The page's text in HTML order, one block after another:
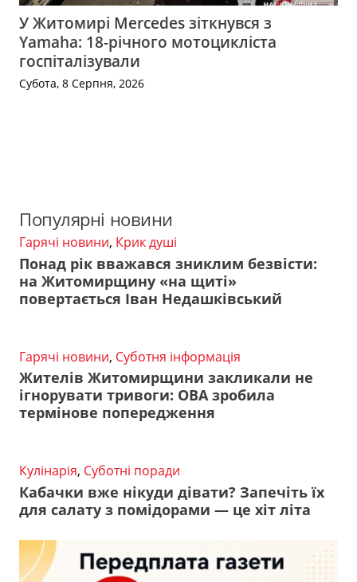
У Житомирі Mercedes зіткнувся з
Yamaha: 18-річного мотоцикліста
госпіталізували
Субота, 8 Серпня, 2026
Популярні новини
Гарячі новини, Крик душі
Понад рік вважався зниклим безвісти:
на Житомирщину «на щиті»
повертається Іван Недашківський
Гарячі новини, Суботня інформація
Жителів Житомирщини закликали не
ігнорувати тривоги: ОВА зробила
термінове попередження
Кулінарія, Суботні поради
Кабачки вже нікуди дівати? Запечіть їх
для салату з помідорами — це хіт літа